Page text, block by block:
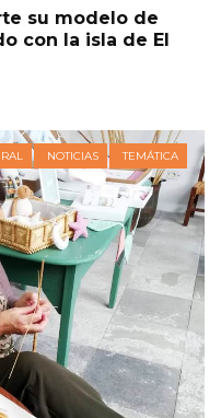
su modelo de
con la isla de El
NOTICIAS TEMÁTICA